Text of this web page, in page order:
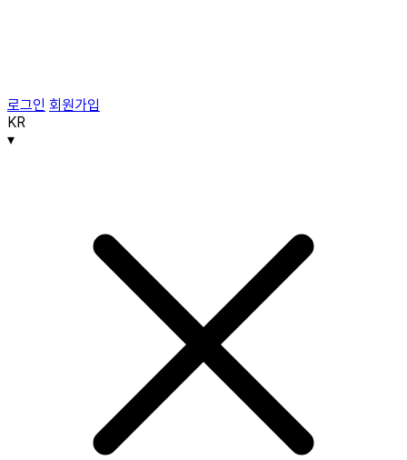
로그인 회원가입
KR
▾